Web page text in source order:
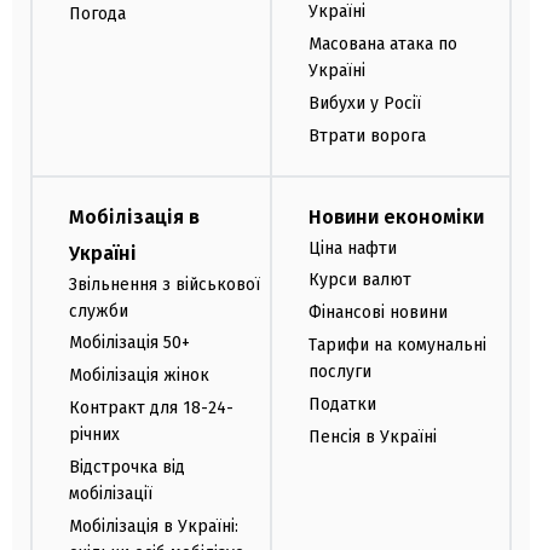
Погода
Україні
Масована атака по
Україні
Вибухи у Росії
Втрати ворога
Мобілізація в
Україні
Звільнення з військової
служби
Мобілізація 50+
Мобілізація жінок
Контракт для 18-24-
річних
Відстрочка від
мобілізації
Мобілізація в Україні:
Новини економіки
Ціна нафти
Курси валют
Фінансові новини
Тарифи на комунальні
послуги
Податки
Пенсія в Україні